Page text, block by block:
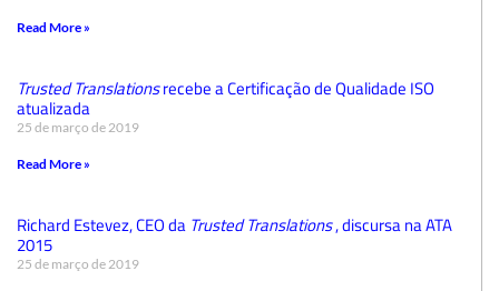
Read More »
Trusted Translationsrecebe a Certificação de Qualidade ISO
atualizada
25 de março de 2019
Read More »
Richard Estevez, CEO da Trusted Translations, discursa na ATA
2015
25 de março de 2019